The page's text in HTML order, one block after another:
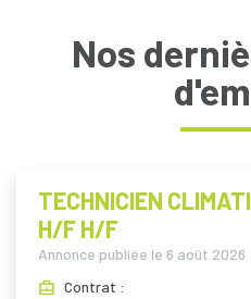
Nos
TECHNICIEN
H/F H/F
Annonce publiée le 6 août 2026
Contrat :